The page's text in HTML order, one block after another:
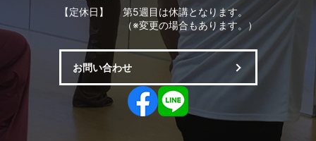
【定休日】
第5週目は休講となります。
（※変更の場合もあります。）
お問い合わせ